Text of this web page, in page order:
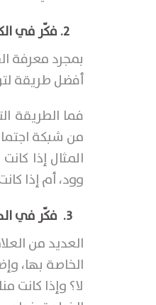
بمجرد معرفة
أفضل طريقة
فما الطريقة
من شبكة
المثال إذا
وود، أم إذا
العديد من
الخاصة بها،
لا؟ وإذا